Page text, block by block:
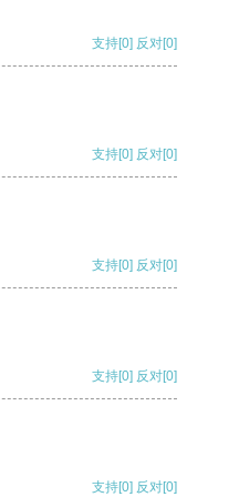
支持[0] 反对[0]
支持[0] 反对[0]
支持[0] 反对[0]
支持[0] 反对[0]
支持[0] 反对[0]